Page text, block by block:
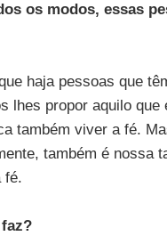
os modos, essas
haja pessoas que
lhes propor aquilo que
também viver a fé.
também é nossa
fé.